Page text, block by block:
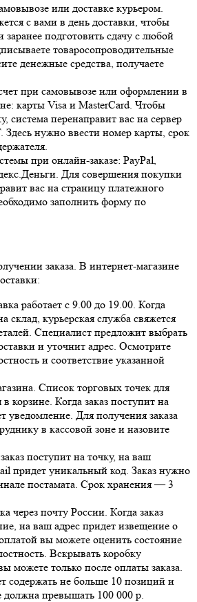
или доставке курьером.
с вами в день доставки, чтобы
заранее подготовить сдачу с любой
товаросопроводительные
денежные средства, получаете
при самовывозе или оформлении в
карты Visa и MasterCard. Чтобы
система перенаправит вас на сервер
Здесь нужно ввести номер карты, срок
при онлайн-заказе: PayPal,
Для совершения покупки
вас на страницу платежного
заполнить форму по
заказа. В интернет-магазине
работает с 9.00 до 19.00. Когда
склад, курьерская служба свяжется
Специалист предложит выбрать
и уточнит адрес. Осмотрите
и соответствие указанной
Список торговых точек для
корзине. Когда заказ поступит на
уведомление. Для получения заказа
в кассовой зоне и назовите
поступит на точку, на ваш
придет уникальный код. Заказ нужно
постамата. Срок хранения — 3
через почту России. Когда заказ
на ваш адрес придет извещение о
вы можете оценить состояние
Вскрывать коробку
можете только после оплаты заказа.
содержать не больше 10 позиций и
должна превышать 100 000 р.